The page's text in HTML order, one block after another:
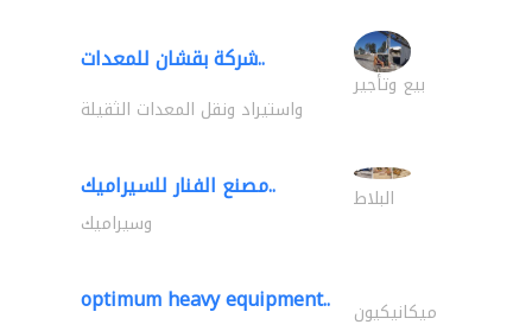
شركة بقشان للمعدات..
بيع وتأجير
واستيراد ونقل المعدات الثقيلة
مصنع الفنار للسيراميك.. البلاط
وسيراميك
optimum heavy equipment.. ميكانيكيون